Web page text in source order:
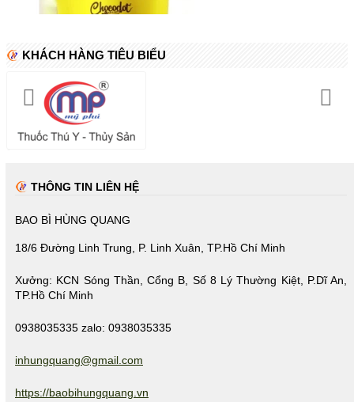
KHÁCH HÀNG TIÊU BIỂU
THÔNG TIN LIÊN HỆ
BAO BÌ HÙNG QUANG
18/6 Đường Linh Trung, P. Linh Xuân, TP.Hồ Chí Minh
Xưởng: KCN Sóng Thần, Cổng B, Số 8 Lý Thường Kiệt, P.Dĩ An,
TP.Hồ Chí Minh
0938035335 zalo: 0938035335
inhungquang@gmail.com
https://baobihungquang.vn